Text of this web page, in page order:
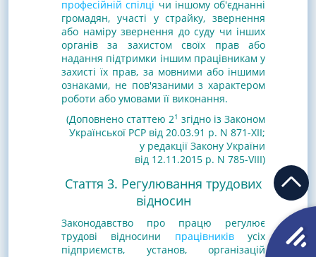
професійній спілці чи іншому об'єднанні
громадян, участі у страйку, звернення
або наміру звернення до суду чи інших
органів за захистом своїх прав або
надання підтримки іншим працівникам у
захисті їх прав, за мовними або іншими
ознаками, не пов'язаними з характером
роботи або умовами її виконання.
(Доповнено статтею 21 згідно із Законом
Української РСР від 20.03.91 р. N 871-XII;
у редакції Закону України
від 12.11.2015 р. N 785-VIII)
Стаття 3. Регулювання трудових
відносин
Законодавство про працю регулює
трудові відносини
працівників
усіх
підприємств, установ, організацій